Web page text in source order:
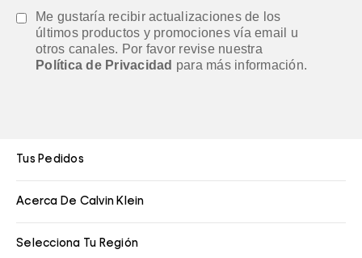
Me gustaría recibir actualizaciones de los
últimos productos y promociones vía email u
otros canales. Por favor revise nuestra
Política de Privacidad para más información.
Tus Pedidos
Acerca De Calvin Klein
Selecciona Tu Región